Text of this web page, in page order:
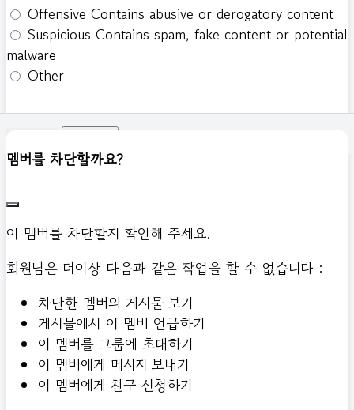
Offensive Contains abusive or derogatory content
Suspicious Contains spam, fake content or potential
malware
Other
멤버를 차단할까요?
이 멤버를 차단할지 확인해 주세요.
회원님은 더이상 다음과 같은 작업을 할 수 없습니다 :
차단한 멤버의 게시물 보기
게시물에서 이 멤버 언급하기
이 멤버를 그룹에 초대하기
이 멤버에게 메시지 보내기
이 멤버에게 친구 신청하기